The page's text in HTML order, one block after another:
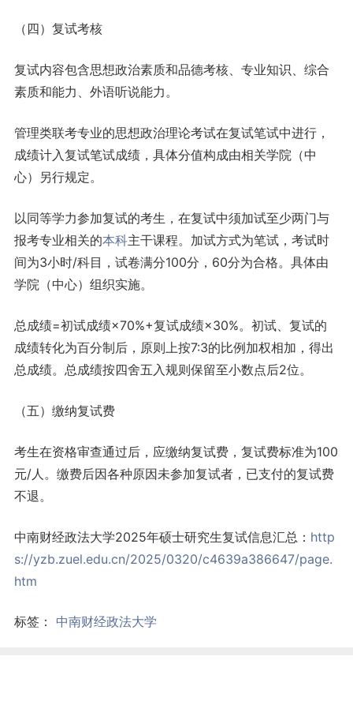
（四）复试考核
复试内容包含思想政治素质和品德考核、专业知识、综合
素质和能力、外语听说能力。
管理类联考专业的思想政治理论考试在复试笔试中进行，
成绩计入复试笔试成绩，具体分值构成由相关学院（中
心）另行规定。
以同等学力参加复试的考生，在复试中须加试至少两门与
报考专业相关的本科主干课程。加试方式为笔试，考试时
间为3小时/科目，试卷满分100分，60分为合格。具体由
学院（中心）组织实施。
总成绩=初试成绩×70%+复试成绩×30%。初试、复试的
成绩转化为百分制后，原则上按7:3的比例加权相加，得出
总成绩。总成绩按四舍五入规则保留至小数点后2位。
（五）缴纳复试费
考生在资格审查通过后，应缴纳复试费，复试费标准为100
元/人。缴费后因各种原因未参加复试者，已支付的复试费
不退。
中南财经政法大学2025年硕士研究生复试信息汇总： http
s://yzb.zuel.edu.cn/2025/0320/c4639a386647/page.
htm
标签： 中南财经政法大学